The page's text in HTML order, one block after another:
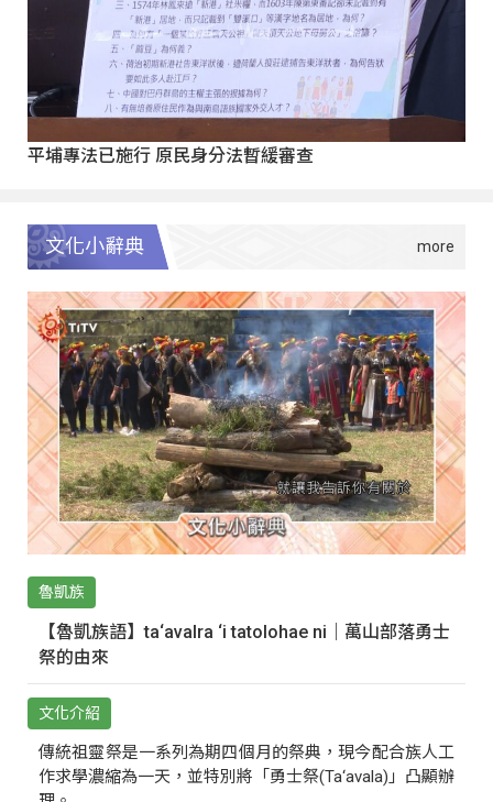
平埔專法已施行 原民身分法暫緩審查
文化小辭典
魯凱族
【魯凱族語】ta‘avalra ‘i tatolohae ni｜萬山部落勇士
祭的由來
文化介紹
傳統祖靈祭是一系列為期四個月的祭典，現今配合族人工
作求學濃縮為一天，並特別將「勇士祭(Ta‘avala)」凸顯辦